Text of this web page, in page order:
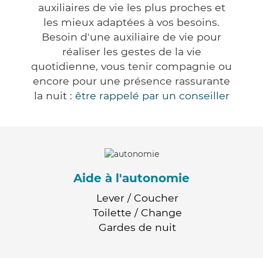
auxiliaires de vie les plus proches et
les mieux adaptées à vos besoins.
Besoin d'une auxiliaire de vie pour
réaliser les gestes de la vie
quotidienne, vous tenir compagnie ou
encore pour une présence rassurante
la nuit : être rappelé par un conseiller
Aide à l'autonomie
Lever / Coucher
Toilette / Change
Gardes de nuit